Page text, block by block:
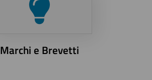
Marchi e Brevetti